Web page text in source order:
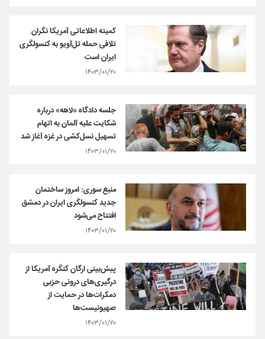
کمیته اطلاعاتی آمریکا نگران
تلافی حمله تل‌آویو به کنسولگری
ایران است
۱۴۰۳/۰۱/۲۰
جلسه دادگاه «لاهه» درباره
شکایت علیه‌ آلمان به اتهام
تسهیل نسل‌کشی در غزه آغاز شد
۱۴۰۳/۰۱/۲۰
منبع سوری: امروز ساختمان
جدید کنسولگری ایران در دمشق
افتتاح می‌شود
۱۴۰۳/۰۱/۲۰
پیش‌بینی ارگان کنگره آمریکا از
درگیری‌های درونی حزبی
دمکرات‌ها در حمایت از
صهیونیست‌ها
۱۴۰۳/۰۱/۲۰